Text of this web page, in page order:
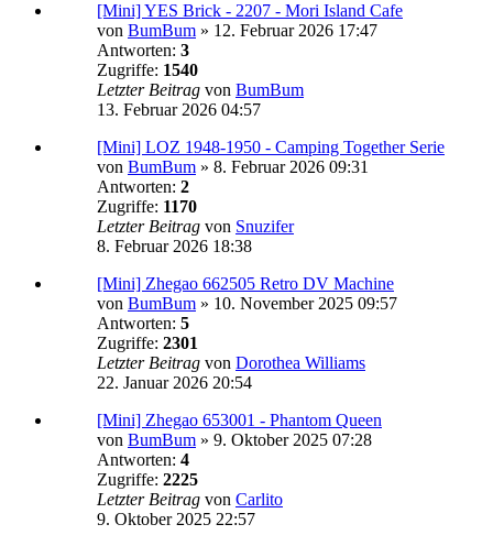
[Mini] YES Brick - 2207 - Mori Island Cafe
von BumBum » 12. Februar 2026 17:47
Antworten: 3
Zugriffe: 1540
Letzter Beitrag von BumBum
13. Februar 2026 04:57
[Mini] LOZ 1948-1950 - Camping Together Serie
von BumBum » 8. Februar 2026 09:31
Antworten: 2
Zugriffe: 1170
Letzter Beitrag von Snuzifer
8. Februar 2026 18:38
[Mini] Zhegao 662505 Retro DV Machine
von BumBum » 10. November 2025 09:57
Antworten: 5
Zugriffe: 2301
Letzter Beitrag von Dorothea Williams
22. Januar 2026 20:54
[Mini] Zhegao 653001 - Phantom Queen
von BumBum » 9. Oktober 2025 07:28
Antworten: 4
Zugriffe: 2225
Letzter Beitrag von Carlito
9. Oktober 2025 22:57